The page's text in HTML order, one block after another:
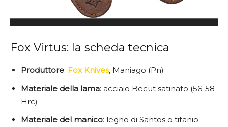
Fox Virtus: la scheda tecnica
Produttore: Fox Knives, Maniago (Pn)
Materiale della lama: acciaio Becut satinato (56-58
Hrc)
Materiale del manico: legno di Santos o titanio